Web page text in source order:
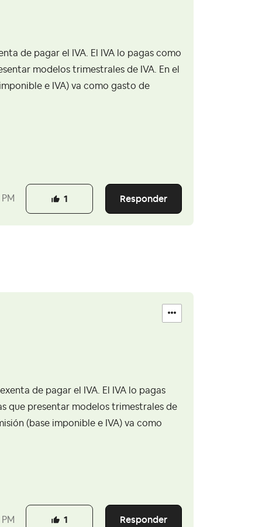
de pagar el IVA. El IVA lo pagas como
modelos trimestrales de IVA. En el
e IVA) va como gasto de
Responder
1
de pagar el IVA. El IVA lo pagas
que presentar modelos trimestrales de
(base imponible e IVA) va como
Responder
1